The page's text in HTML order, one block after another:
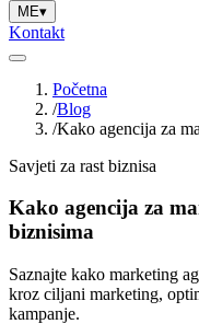
ME▾
Kontakt
Početna
/Blog
/Kako agencija za
Savjeti za rast biznisa
Kako agencija za
biznisima
Saznajte kako marketing
kroz ciljani marketing,
kampanje.